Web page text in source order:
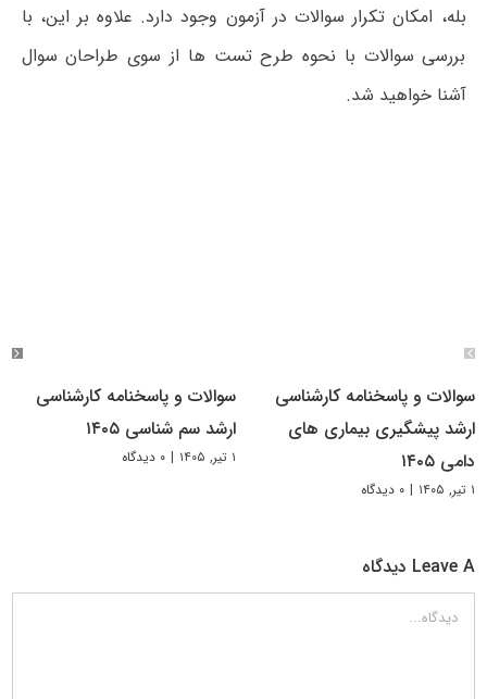
بله، امکان تکرار سوالات در آزمون وجود دارد. علاوه بر این، با
بررسی سوالات با نحوه طرح تست ها از سوی طراحان سوال
آشنا خواهید شد.
سوالات و پاسخنامه کارشناسی
ارشد پیشگیری بیماری های
دامی ۱۴۰۵
۱ تیر, ۱۴۰۵ | ۰ دیدگاه
سوالات و پاسخنامه کارشناسی
ارشد سم شناسی ۱۴۰۵
۱ تیر, ۱۴۰۵ | ۰ دیدگاه
Leave A دیدگاه
دیدگاه